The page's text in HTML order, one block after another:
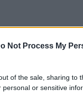
Not Process My
of the sale, sharing to
personal or sensitive